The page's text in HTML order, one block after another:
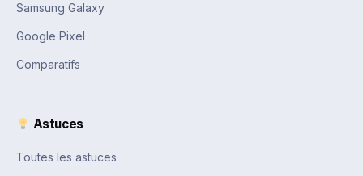
Samsung Galaxy
Google Pixel
Comparatifs
Astuces
Toutes les astuces